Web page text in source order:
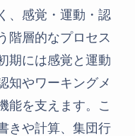
、感覚・運動・認
階層的なプロセス
期には感覚と運動
知やワーキングメ
能を支えます。こ
きや計算、集団行